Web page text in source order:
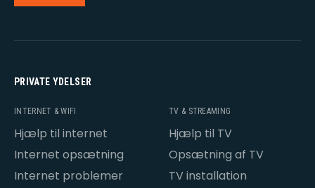
PRIVATE YDELSER
INTERNET & WIFI
Hjælp til internet
Internet opsætning
Internet problemer
TV & STREAMING
Hjælp til TV
Opsætning af TV
TV installation